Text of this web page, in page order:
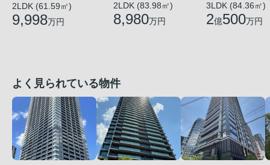
2LDK (61.59㎡)
9,998万円
2LDK (83.98㎡)
8,980万円
3LDK (84.36㎡)
2億500万円
よく見られている物件